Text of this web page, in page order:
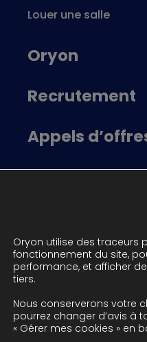
Louer une salle
Oryon
Recrutement
Appels
Locataire
Contact
© 2026
Tous
Agence de
Oryon utilise des traceurs
fonctionnement du site,
performance, et afficher
tiers.
Nous conserverons votre
pourrez changer d’avis à
« Gérer mes cookies » en